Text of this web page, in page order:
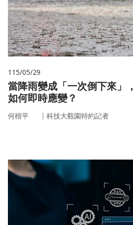
115/05/29
當降雨變成「一次倒下來」
如何即時應變？
何楷平 ｜ 科技大觀園特約記者